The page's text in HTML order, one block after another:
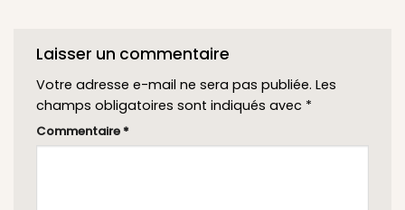
Laisser un commentaire
Votre adresse e-mail ne sera pas publiée. Les
champs obligatoires sont indiqués avec *
Commentaire *